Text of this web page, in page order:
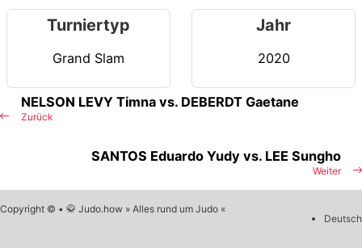
Turniertyp
Grand Slam
Jahr
2020
Zurück
NELSON LEVY Timna vs. DEBERDT Gaetane
Weiter
SANTOS Eduardo Yudy vs. LEE Sungho
Copyright © • 🥋 Judo.how » Alles rund um Judo «
Deutsch